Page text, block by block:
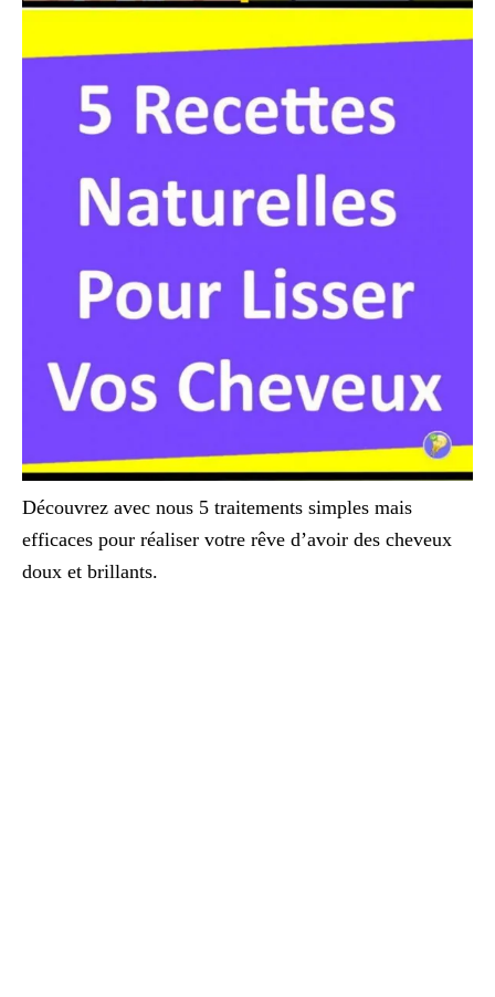
Découvrez avec nous 5 traitements simples mais
efficaces pour réaliser votre rêve d’avoir des cheveux
doux et brillants.